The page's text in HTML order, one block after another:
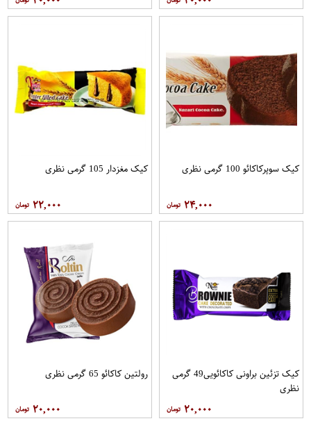
کیک سوپرکاکائو 100 گرمی نظری
۲۴,۰۰۰
کیک مغزدار 105 گرمی نظری
۲۲,۰۰۰
کیک تزئین براونی کاکائویی49 گرمی
نظری
۲۰,۰۰۰
رولتین کاکائو 65 گرمی نظری
۲۰,۰۰۰